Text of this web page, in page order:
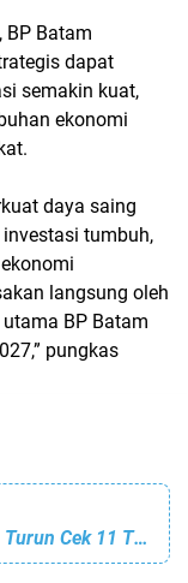
BP Batam
dapat
semakin kuat,
ekonomi
daya saing
tumbuh,
langsung oleh
BP Batam
pungkas
Sehari Usai Dipanggil DPR, BP Batam Turun Cek 11 Titik Rawan Banjir